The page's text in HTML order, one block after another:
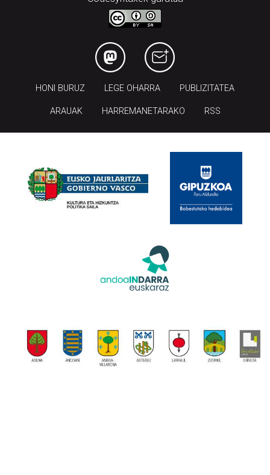
HONI BURUZ LEGE OHARRA PUBLIZITATEA
ARAUAK HARREMANETARAKO RSS